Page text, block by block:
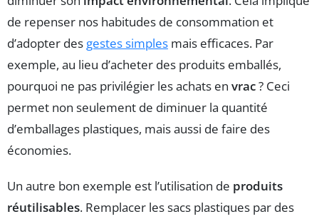
de repenser nos habitudes de consommation et
d’adopter des gestes simples mais efficaces. Par
exemple, au lieu d’acheter des produits emballés,
pourquoi ne pas privilégier les achats en vrac? Ceci
permet non seulement de diminuer la quantité
d’emballages plastiques, mais aussi de faire des
économies.
Un autre bon exemple est l’utilisation de produits
réutilisables. Remplacer les sacs plastiques par des